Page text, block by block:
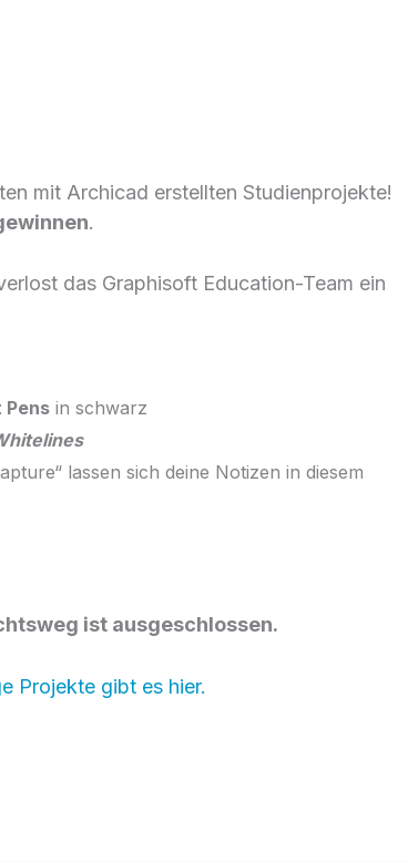
mit Archicad erstellten Studienprojekte!
.
das Graphisoft Education-Team ein
in schwarz
lassen sich deine Notizen in diesem
ist ausgeschlossen.
Projekte gibt es hier.